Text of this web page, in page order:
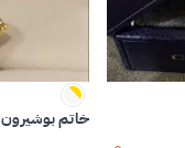
خاتم بوشيرون